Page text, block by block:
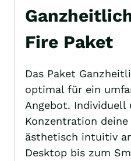
Fire Paket
Das Paket
optimal für ein
Angebot.
Konzentration
ästhetisch intuitiv
Desktop bis zum